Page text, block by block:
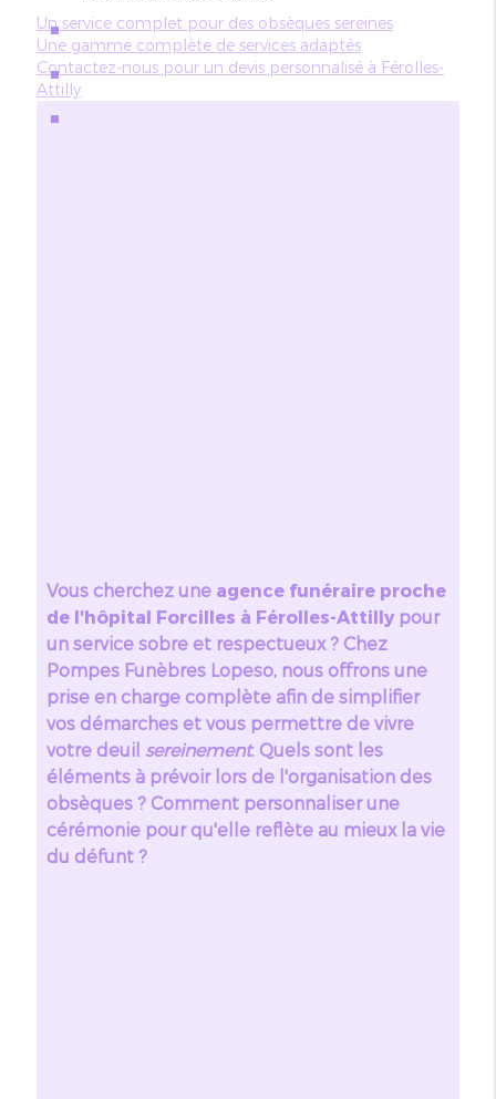
Un service complet pour des obsèques sereines
Une gamme complète de services adaptés
Contactez-nous pour un devis personnalisé à Férolles-
Attilly
Vous cherchez une agence funéraire proche
de l'hôpital Forcilles à Férolles-Attillypour
un service sobre et respectueux ? Chez
Pompes Funèbres Lopeso, nous offrons une
prise en charge complète afin de simplifier
vos démarches et vous permettre de vivre
votre deuil sereinement. Quels sont les
éléments à prévoir lors de l'organisation des
obsèques ? Comment personnaliser une
cérémonie pour qu'elle reflète au mieux la vie
du défunt ?